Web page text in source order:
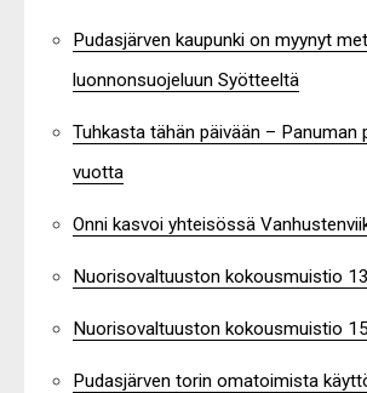
Pudasjärven kaupunki on myynyt
luonnonsuojeluun Syötteeltä
Tuhkasta tähän päivään – Panuman
vuotta
Onni kasvoi yhteisössä
Nuorisovaltuuston kokousmuistio
Nuorisovaltuuston kokousmuistio
Pudasjärven torin omatoimista